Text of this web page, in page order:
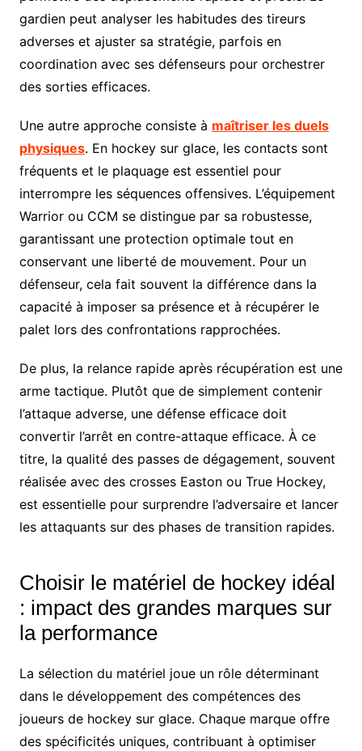
gardien peut analyser les habitudes des tireurs
adverses et ajuster sa stratégie, parfois en
coordination avec ses défenseurs pour orchestrer
des sorties efficaces.
Une autre approche consiste à maîtriser les duels
physiques. En hockey sur glace, les contacts sont
fréquents et le plaquage est essentiel pour
interrompre les séquences offensives. L’équipement
Warrior ou CCM se distingue par sa robustesse,
garantissant une protection optimale tout en
conservant une liberté de mouvement. Pour un
défenseur, cela fait souvent la différence dans la
capacité à imposer sa présence et à récupérer le
palet lors des confrontations rapprochées.
De plus, la relance rapide après récupération est une
arme tactique. Plutôt que de simplement contenir
l’attaque adverse, une défense efficace doit
convertir l’arrêt en contre-attaque efficace. À ce
titre, la qualité des passes de dégagement, souvent
réalisée avec des crosses Easton ou True Hockey,
est essentielle pour surprendre l’adversaire et lancer
les attaquants sur des phases de transition rapides.
Choisir le matériel de hockey idéal
: impact des grandes marques sur
la performance
La sélection du matériel joue un rôle déterminant
dans le développement des compétences des
joueurs de hockey sur glace. Chaque marque offre
des spécificités uniques, contribuant à optimiser